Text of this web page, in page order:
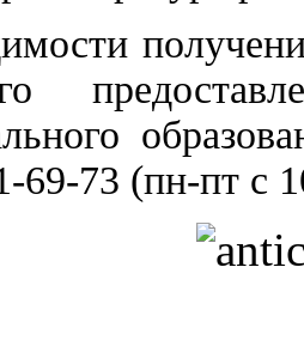
69-73 (пн-пт с